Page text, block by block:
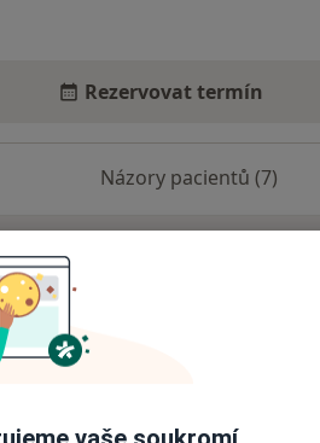
Rezervovat termín
Názory pacientů (7)
nejsou k dispozici
informace o svých službách.